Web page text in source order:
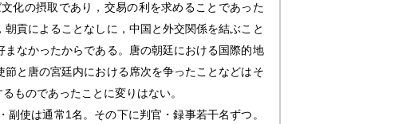
化の摂取であり，交易の利を求めることであった
貢によることなしに，中国と外交関係を結ぶこと
なかったからである。唐の朝廷における国際的地
と唐の宮廷内における席次を争ったことなどはそ
ものであったことに変りはない。
使は通常1名。その下に判官・録事若干名ずつ。